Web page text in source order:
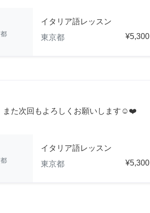
イタリア語レッスン
東京都
¥5,300
また次回もよろしくお願いします☺️❤️
イタリア語レッスン
東京都
¥5,300